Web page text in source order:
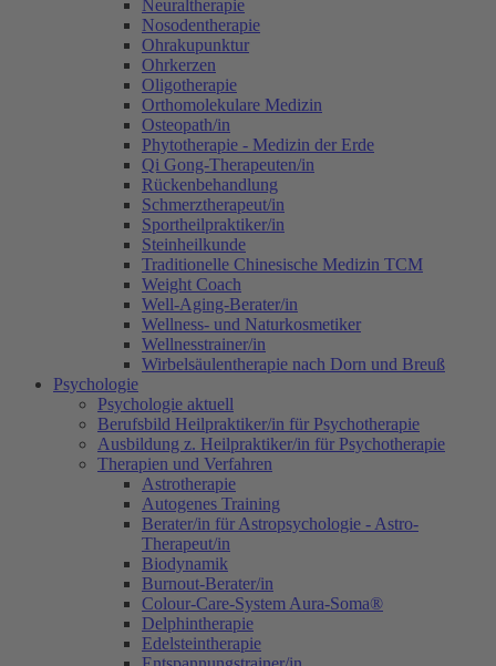
Neuraltherapie
Nosodentherapie
Ohrakupunktur
Ohrkerzen
Oligotherapie
Orthomolekulare Medizin
Osteopath/in
Phytotherapie - Medizin der Erde
Qi Gong-Therapeuten/in
Rückenbehandlung
Schmerztherapeut/in
Sportheilpraktiker/in
Steinheilkunde
Traditionelle Chinesische Medizin TCM
Weight Coach
Well-Aging-Berater/in
Wellness- und Naturkosmetiker
Wellnesstrainer/in
Wirbelsäulentherapie nach Dorn und Breuß
Psychologie
Psychologie aktuell
Berufsbild Heilpraktiker/in für Psychotherapie
Ausbildung z. Heilpraktiker/in für Psychotherapie
Therapien und Verfahren
Astrotherapie
Autogenes Training
Berater/in für Astropsychologie - Astro-
Therapeut/in
Biodynamik
Burnout-Berater/in
Colour-Care-System Aura-Soma®
Delphintherapie
Edelsteintherapie